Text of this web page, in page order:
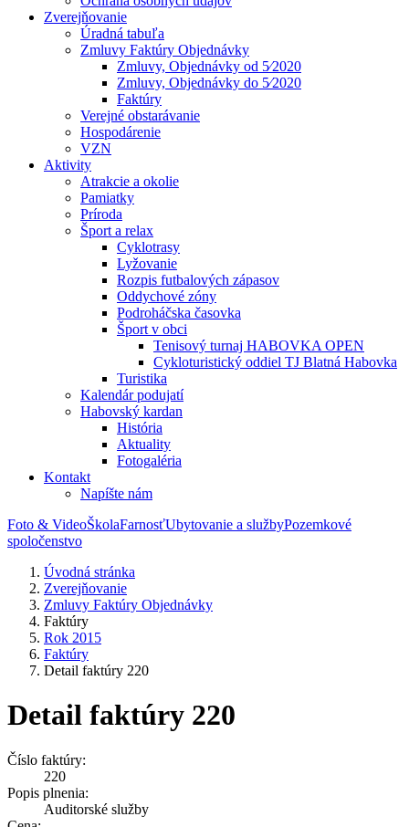
Zverejňovanie
Úradná tabuľa
Zmluvy Faktúry Objednávky
Zmluvy, Objednávky od 5⁄2020
Zmluvy, Objednávky do 5⁄2020
Faktúry
Verejné obstarávanie
Hospodárenie
VZN
Aktivity
Atrakcie a okolie
Pamiatky
Príroda
Šport a relax
Cyklotrasy
Lyžovanie
Rozpis futbalových zápasov
Oddychové zóny
Podroháčska časovka
Šport v obci
Tenisový turnaj HABOVKA OPEN
Cykloturistický oddiel TJ Blatná Habovka
Turistika
Kalendár podujatí
Habovský kardan
História
Aktuality
Fotogaléria
Kontakt
Napíšte nám
Foto & VideoŠkolaFarnosťUbytovanie a službyPozemkové
spoločenstvo
Úvodná stránka
Zverejňovanie
Zmluvy Faktúry Objednávky
Faktúry
Rok 2015
Faktúry
Detail faktúry 220
Detail faktúry 220
Číslo faktúry:
220
Popis plnenia:
Auditorské služby